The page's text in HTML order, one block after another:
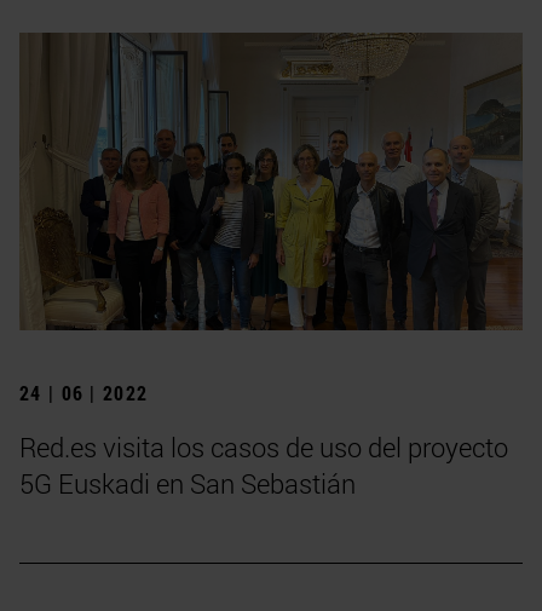
24 | 06 | 2022
Red.es visita los casos de uso del proyecto
5G Euskadi en San Sebastián